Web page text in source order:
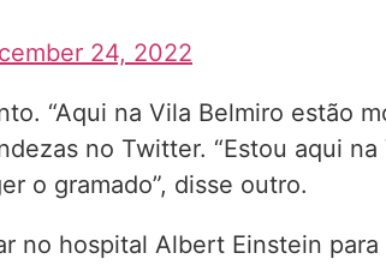
24, 2022
“Aqui na Vila Belmiro estão
no Twitter. “Estou aqui
o gramado”, disse outro.
no hospital Albert Einstein